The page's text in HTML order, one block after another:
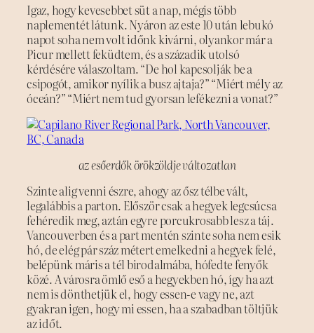
Igaz, hogy kevesebbet süt a nap, mégis több
naplementét látunk. Nyáron az este 10 után lebukó
napot soha nem volt időnk kivárni, olyankor már a
Picur mellett feküdtem, és a századik utolsó
kérdésére válaszoltam. “De hol kapcsolják be a
csipogót, amikor nyílik a busz ajtaja?” “Miért mély az
óceán?” “Miért nem tud gyorsan lefékezni a vonat?”
az esőerdők örökzöldje változatlan
Szinte alig venni észre, ahogy az ősz télbe vált,
legalábbis a parton. Először csak a hegyek legcsúcsa
fehéredik meg, aztán egyre porcukrosabb lesz a táj.
Vancouverben és a part mentén szinte soha nem esik
hó, de elég pár száz métert emelkedni a hegyek felé,
belépünk máris a tél birodalmába, hófedte fenyők
közé. A városra ömlő eső a hegyekben hó, így ha azt
nem is dönthetjük el, hogy essen-e vagy ne, azt
gyakran igen, hogy mi essen, ha a szabadban töltjük
az időt.